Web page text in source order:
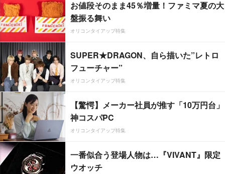
お値段そのまま45％増量！ファミマ夏の大
盤振る舞い
オリコンタイアップ特集
SUPER★DRAGON、自ら描いた”レトロ
フューチャー”
オリコンタイアップ特集
【驚愕】メーカー社員が推す「10万円台」
神コスパPC
オリコンタイアップ特集
一番似合う登場人物は…『VIVANT』限定
ウオッチ